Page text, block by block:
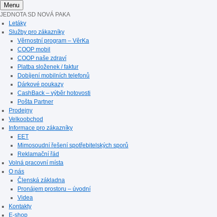
Menu
JEDNOTA SD NOVÁ PAKA
Letáky
Služby pro zákazníky
Věrnostní program – VěrKa
COOP mobil
COOP naše zdraví
Platba složenek / faktur
Dobíjení mobilních telefonů
Dárkové poukazy
CashBack – výběr hotovosti
Pošta Partner
Prodejny
Velkoobchod
Informace pro zákazníky
EET
Mimosoudní řešení spotřebitelských sporů
Reklamační řád
Volná pracovní místa
O nás
Členská základna
Pronájem prostoru – úvodní
Videa
Kontakty
E-shop